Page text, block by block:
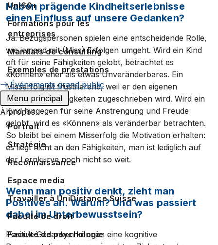
Uni60+
Formations pour les
entreprises
Mandats de consulting
Exemples de prestations
Événements grand public
Menu principal
À propos
Portrait
Stratégie
Reconnaissance
Espace media
Travailler à UniDistance Suisse
Faculté de droit
Faculté de psychologie
Haben prägende Kindheitserlebnisse
einen Einfluss auf unsere Gedanken?
Ja. Bezugspersonen spielen eine entscheidende Rolle,
wie jemand mit (Miss) Erfolgen umgeht. Wird ein Kind
oft für seine Fähigkeiten gelobt, betrachtet es
«Können» eher als etwas Unveränderbares. Ein
Misserfolg ist frustrierend, weil er den eigenen
mangelnden Fähigkeiten zugeschrieben wird. Wird ein
Kind hingegen für seine Anstrengung und Freude
gelobt, wird es «Können» als veränderbar betrachten.
So bleibt bei einem Misserfolg die Motivation erhalten:
es liegt nicht an den Fähigkeiten, man ist lediglich auf
der Lernkurve noch nicht so weit.
Wenn man positiv denkt, zieht man
Positives an. Warum? Und was passiert
dabei im Unterbewusstsein?
Positive Gedanken können eine kognitive